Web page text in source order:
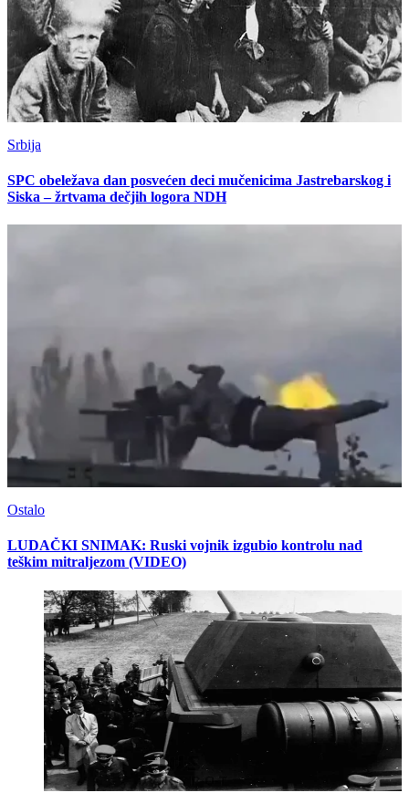
Srbija
SPC obeležava dan posvećen deci mučenicima Jastrebarskog i
Siska – žrtvama dečjih logora NDH
Ostalo
LUDAČKI SNIMAK: Ruski vojnik izgubio kontrolu nad
teškim mitraljezom (VIDEO)